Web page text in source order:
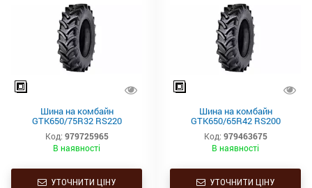
Шина на комбайн
GTK650/75R32 RS220
172/172A8/B TL
Код: 979725965
В наявності
УТОЧНИТИ ЦІНУ
Шина на комбайн
GTK650/65R42 RS200
165/168A8/B
Код: 979463675
В наявності
УТОЧНИТИ ЦІНУ